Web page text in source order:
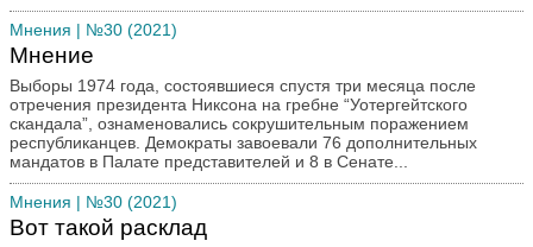
Мнения | №30 (2021)
Мнение
Выборы 1974 года, состоявшиеся спустя три месяца после
отречения президента Никсона на гребне “Уотергейтского
скандала”, ознаменовались сокрушительным поражением
республиканцев. Демократы завоевали 76 дополнительных
мандатов в Палате представителей и 8 в Сенате...
Мнения | №30 (2021)
Вот такой расклад